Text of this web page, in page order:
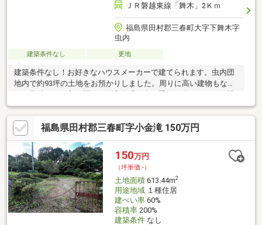
ＪＲ磐越東線「舞木」2Ｋｍ
福島県田村郡三春町大字下舞木字
虫内
建築条件なし 更地
建築条件なし！お好きなハウスメーカーで建てられます。虫内団
地内で約93坪の土地をお預かりしました。周りに高い建物もな
く、見晴らしの良い閑静な住宅街緑が多く季節を楽しめます。眺
めて景色よく、住んで静かな環境。
福島県田村郡三春町字小金滝 150万円
150万円
（坪単価:-）
土地面積613.44m2
用途地域１種住居
建ぺい率60%
容積率200%
建築条件なし